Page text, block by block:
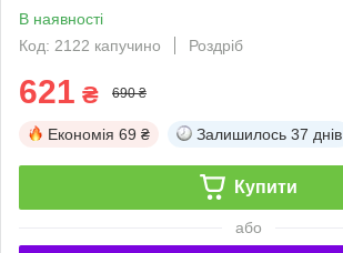
В наявності
Код: 2122 капучино
Роздріб
621 ₴ 690 ₴
Економія 69 ₴ Залишилось 37 днів
Купити
або